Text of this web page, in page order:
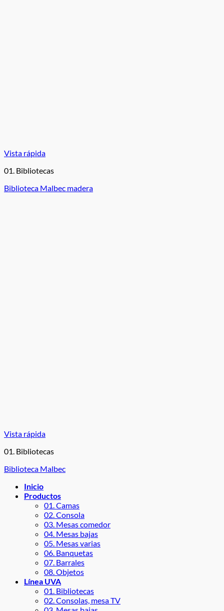
Vista rápida
01. Bibliotecas
Biblioteca Malbec madera
Vista rápida
01. Bibliotecas
Biblioteca Malbec
Inicio
Productos
01. Camas
02. Consola
03. Mesas comedor
04. Mesas bajas
05. Mesas varias
06. Banquetas
07. Barrales
08. Objetos
Línea UVA
01. Bibliotecas
02. Consolas, mesa TV